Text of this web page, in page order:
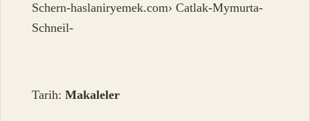
Schern-haslaniryemek.com› Catlak-Mymurta-
Schneil-
Tarih:Makaleler